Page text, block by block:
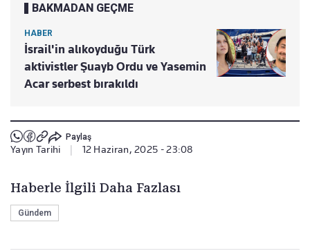
BAKMADAN GEÇME
HABER
İsrail'in alıkoyduğu Türk
aktivistler Şuayb Ordu ve Yasemin
Acar serbest bırakıldı
Paylaş
Yayın Tarihi 12 Haziran, 2025 - 23:08
Haberle İlgili Daha Fazlası
Gündem